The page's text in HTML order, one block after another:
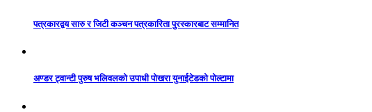
पत्रकारद्वय सारु र जिटी कञ्चन पत्रकारिता पुरस्कारबाट सम्मानित
अण्डर ट्वान्टी पुरुष भलिवलको उपाधी पोखरा युनाईटेडको पोल्टामा